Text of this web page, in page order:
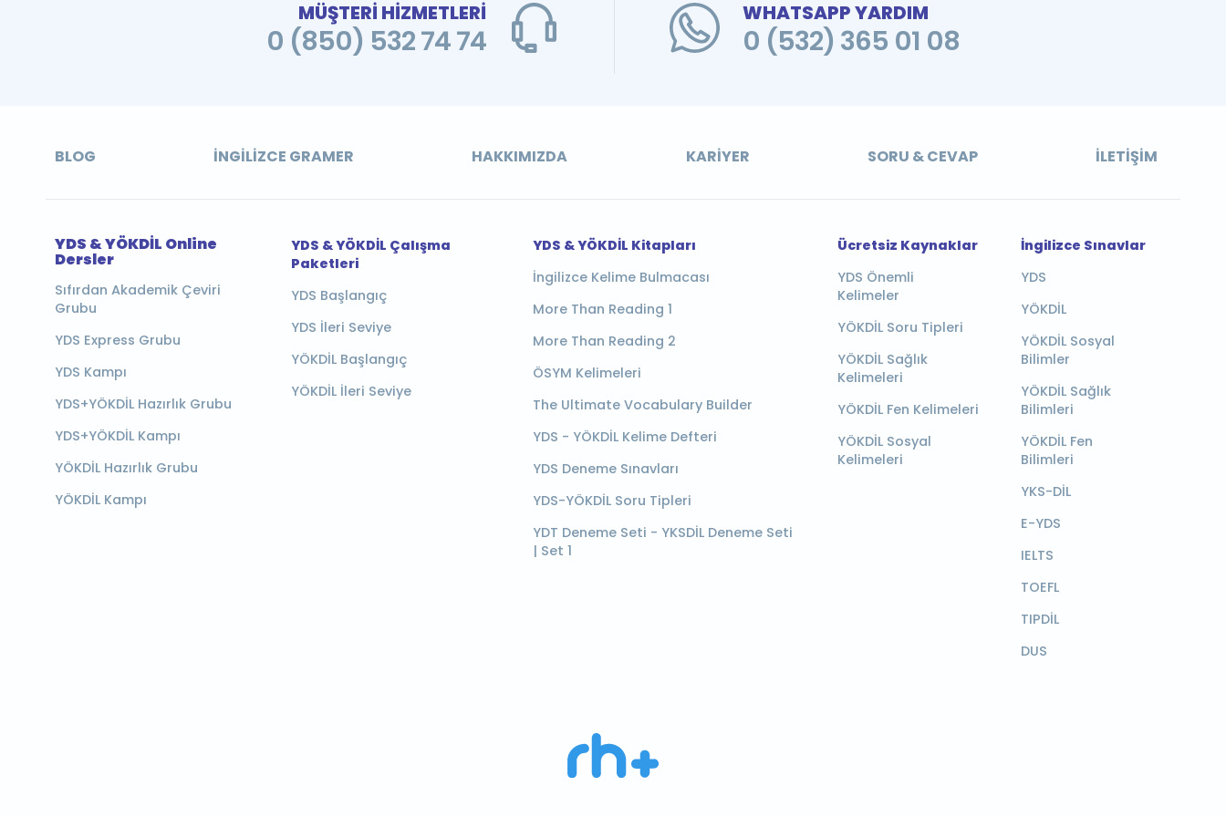
MÜŞTERİ HİZMETLERİ
0 (850) 532 74 74
WHATSAPP YARDIM
0 (532) 365 01 08
BLOG İNGILIZCE GRAMER HAKKIMIZDA KARIYER SORU & CEVAP İLETIŞIM
YDS & YÖKDİL Online
Dersler
Sıfırdan Akademik Çeviri
Grubu
YDS Express Grubu
YDS Kampı
YDS+YÖKDİL Hazırlık Grubu
YDS+YÖKDİL Kampı
YÖKDİL Hazırlık Grubu
YÖKDİL Kampı
YDS & YÖKDİL Çalışma
Paketleri
YDS Başlangıç
YDS İleri Seviye
YÖKDİL Başlangıç
YÖKDİL İleri Seviye
YDS & YÖKDİL Kitapları
İngilizce Kelime Bulmacası
More Than Reading 1
More Than Reading 2
ÖSYM Kelimeleri
The Ultimate Vocabulary Builder
YDS - YÖKDİL Kelime Defteri
YDS Deneme Sınavları
YDS-YÖKDİL Soru Tipleri
YDT Deneme Seti - YKSDİL Deneme Seti
| Set 1
Ücretsiz Kaynaklar
YDS Önemli
Kelimeler
YÖKDİL Soru Tipleri
YÖKDİL Sağlık
Kelimeleri
YÖKDİL Fen Kelimeleri
YÖKDİL Sosyal
Kelimeleri
İngilizce Sınavlar
YDS
YÖKDİL
YÖKDİL Sosyal
Bilimler
YÖKDİL Sağlık
Bilimleri
YÖKDİL Fen
Bilimleri
YKS-DİL
E-YDS
IELTS
TOEFL
TIPDİL
DUS